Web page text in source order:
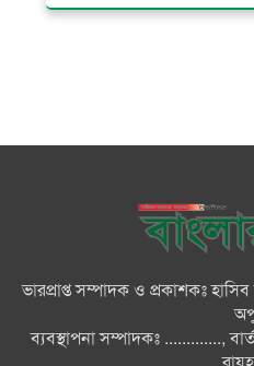
পালিত
জুলাইয়ে
দেশের
ভারপ্রাপ্ত সম্পাদক ও প্রকাশকঃ
ব্যবস্থাপনা সম্পাদকঃ .............,